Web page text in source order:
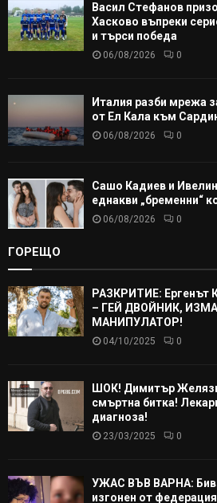
Васил Стефанов
Хасково въпреки
и търси победа
06/08/2026 0
Италия разби мрежа
от Ел Кала към
06/08/2026 0
Сашо Кадиев и
еднакви „бременни“
06/08/2026 0
ГОРЕЩО
РАЗКРИТИЕ: Ергенът
– ГЕЙ ДВОЙНИК,
МАНИПУЛАТОР!
04/10/2025 0
ШОК! Димитър
смъртна битка!
диагноза!
23/03/2025 0
УЖАС ВЪВ ВАРНА:
изгонен от